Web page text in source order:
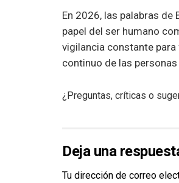
En 2026, las palabras
papel del ser humano
vigilancia constante
continuo de las
¿Preguntas, críticas o
Deja una
Tu dirección de correo